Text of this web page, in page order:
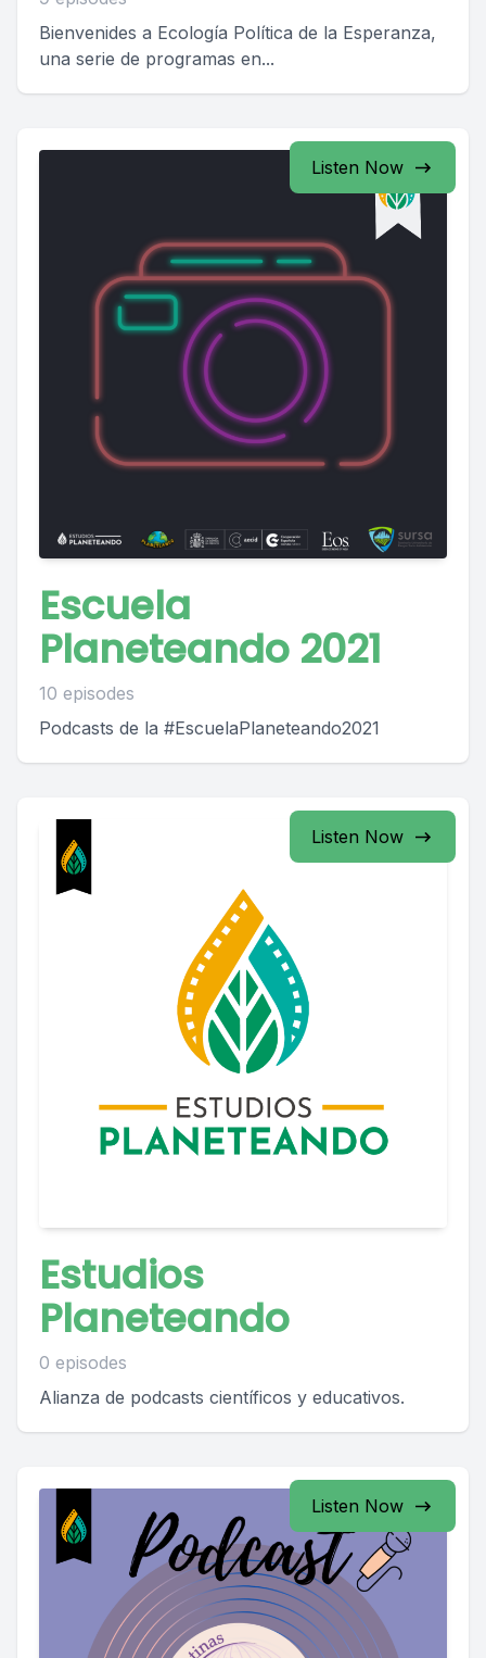
Bienvenides a Ecología Política de la Esperanza,
una serie de programas en...
Listen Now
Escuela
Planeteando 2021
10 episodes
Podcasts de la #EscuelaPlaneteando2021
Listen Now
Estudios
Planeteando
0 episodes
Alianza de podcasts científicos y educativos.
Listen Now